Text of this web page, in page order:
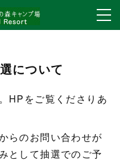
について
HPをご覧くださりあ
らのお問い合わせが
として抽選でのご予